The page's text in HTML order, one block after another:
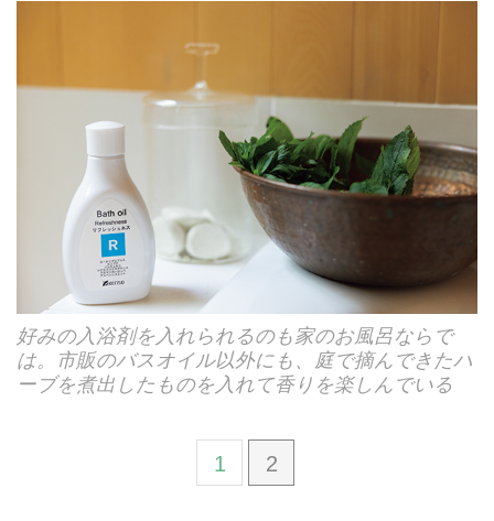
好みの入浴剤を入れられるのも家のお風呂ならで
は。市販のバスオイル以外にも、庭で摘んできたハ
ーブを煮出したものを入れて香りを楽しんでいる
1 2